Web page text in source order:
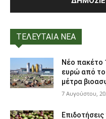
ΤΕΛΕΥΤΑΙΑ ΝΕΑ
Νέο πακέτο
ευρώ από
μέτρα
7 Αυγούστου,